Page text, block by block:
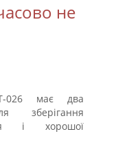
не
026 має два
зберігання
і хорошої